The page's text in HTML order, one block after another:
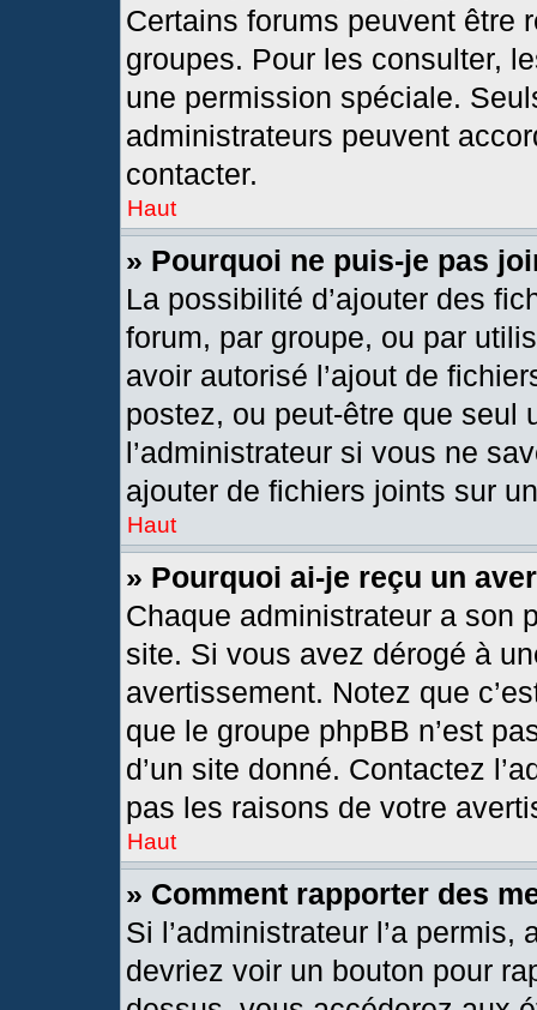
Certains forums peuvent être
groupes. Pour les consulter,
une permission spéciale.
administrateurs peuvent
contacter.
Haut
» Pourquoi ne puis-je pas
La possibilité d’ajouter des
forum, par groupe, ou par
avoir autorisé l’ajout de
postez, ou peut-être que seul
l’administrateur si vous ne
ajouter de fichiers joints sur
Haut
» Pourquoi ai-je reçu un
Chaque administrateur a son
site. Si vous avez dérogé à
avertissement. Notez que
que le groupe phpBB n’est
d’un site donné. Contactez
pas les raisons de votre
Haut
» Comment rapporter des
Si l’administrateur l’a
devriez voir un bouton pour